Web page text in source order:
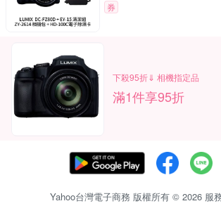
券
下殺95折⇓ 相機指定品
滿1件享95折
Yahoo台灣電子商務 版權所有 © 2026 服